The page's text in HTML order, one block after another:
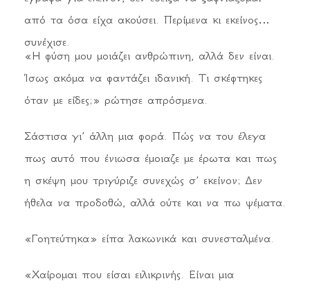
από τα όσα είχα ακούσει. Περίμενα κι εκείνος
συνέχισε.
«Η φύση μου μοιάζει ανθρώπινη, αλλά δεν είναι.
Ίσως ακόμα να φαντάζει ιδανική. Τι σκέφτηκες
όταν με είδες;» ρώτησε απρόσμενα.
Σάστισα γι’ άλλη μια φορά. Πώς να του έλεγα
πως αυτό που ένιωσα έμοιαζε με έρωτα και πως
η σκέψη μου τριγύριζε συνεχώς σ’ εκείνον; Δεν
ήθελα να προδοθώ, αλλά ούτε και να πω ψέματα.
«Γοητεύτηκα» είπα λακωνικά και συνεσταλμένα.
«Χαίρομαι που είσαι ειλικρινής. Είναι μια